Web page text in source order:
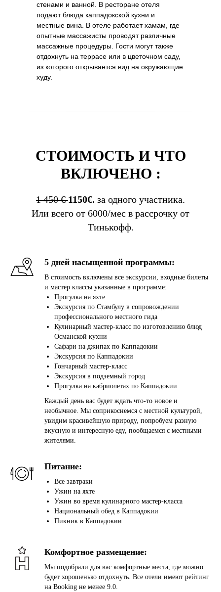
стенами и ванной. В ресторане отеля
подают блюда каппадокской кухни и
местные вина. В отеле работает хамам, где
опытные массажисты проводят различные
массажные процедуры. Гости могут также
отдохнуть на террасе или в цветочном саду,
из которого открывается вид на окружающие
худу.
СТОИМОСТЬ И ЧТО
ВКЛЮЧЕНО :
1 450 €1150€. за одного участника.
Или всего от 6000/мес в рассрочку от
Тинькофф.
5 дней насыщенной программы:
В стоимость включены все экскурсии, входные билеты
и мастер классы указанные в программе:
Прогулка на яхте
Экскурсия по Стамбулу в сопровождении
профессионального местного гида
Кулинарный мастер-класс по изготовлению блюд
Османской кухни
Сафари на джипах по Каппадокии
Экскурсия по Каппадокии
Гончарный мастер-класс
Экскурсия в подземный город
Прогулка на кабриолетах по Каппадокии
Каждый день вас будет ждать что-то новое и
необычное. Мы соприкоснемся с местной культурой,
увидим красивейшую природу, попробуем разную
вкусную и интересную еду, пообщаемся с местными
жителями.
Питание:
Все завтраки
Ужин на яхте
Ужин во время кулинарного мастер-класса
Национальный обед в Каппадокии
Пикник в Каппадокии
Комфортное размещение:
Мы подобрали для вас комфортные места, где можно
будет хорошенько отдохнуть. Все отели имеют рейтинг
на Booking не менее 9.0.